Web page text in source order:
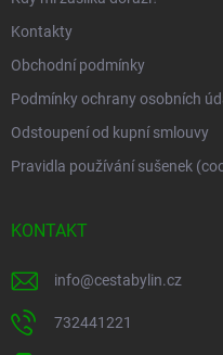
Kontakty
Obchodní podmínky
Podmínky ochrany osobních
Odstoupení od kupní smlouvy
Pravidla používání sušenek
KONTAKT
info@cestabylin.cz
732441221